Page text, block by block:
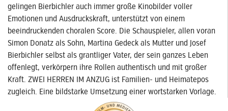
gelingen Bierbichler auch immer große Kinobilder voller
Emotionen und Ausdruckskraft, unterstützt von einem
beeindruckenden choralen Score. Die Schauspieler, allen voran
Simon Donatz als Sohn, Martina Gedeck als Mutter und Josef
Bierbichler selbst als grantliger Vater, der sein ganzes Leben
offenlegt, verkörpern ihre Rollen authentisch und mit großer
Kraft. ZWEI HERREN IM ANZUG ist Familien- und Heimatepos
zugleich. Eine bildstarke Umsetzung einer wortstarken Vorlage.